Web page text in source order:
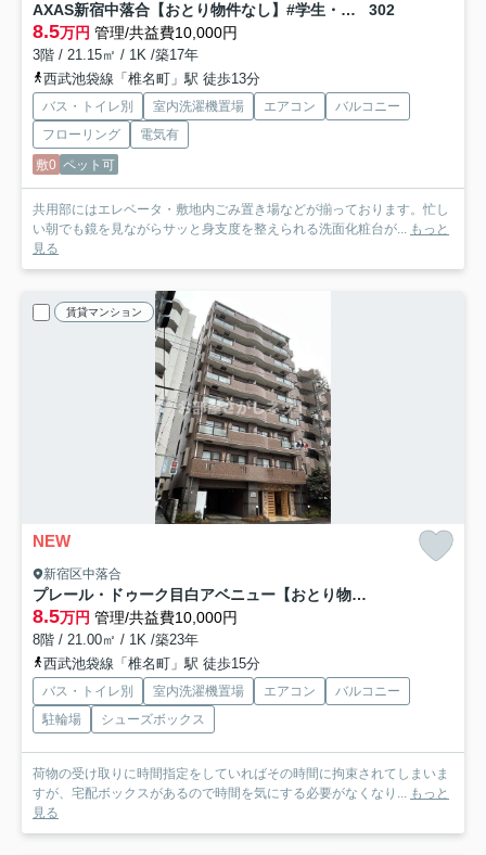
AXAS新宿中落合【おとり物件なし】#学生・社会人にオススメ！初期費用分割払いOK！ 302
8.5万円 管理/共益費10,000円
3階 / 21.15㎡ / 1K /築17年
西武池袋線「椎名町」駅 徒歩13分
バス・トイレ別 室内洗濯機置場 エアコン
バルコニー
フローリング
電気有
敷0 ペット可
共用部にはエレベータ・敷地内ごみ置き場などが揃っております。忙し
い朝でも鏡を見ながらサッと身支度を整えられる洗面化粧台が... もっと
見る
賃貸マンション
NEW
新宿区中落合
プレール・ドゥーク目白アベニュー【おとり物件なし】#学生・社会人にオススメ！
8.5万円 管理/共益費10,000円
8階 / 21.00㎡ / 1K /築23年
西武池袋線「椎名町」駅 徒歩15分
バス・トイレ別 室内洗濯機置場 エアコン
バルコニー
駐輪場
シューズボックス
荷物の受け取りに時間指定をしていればその時間に拘束されてしまいま
すが、宅配ボックスがあるので時間を気にする必要がなくなり... もっと
見る